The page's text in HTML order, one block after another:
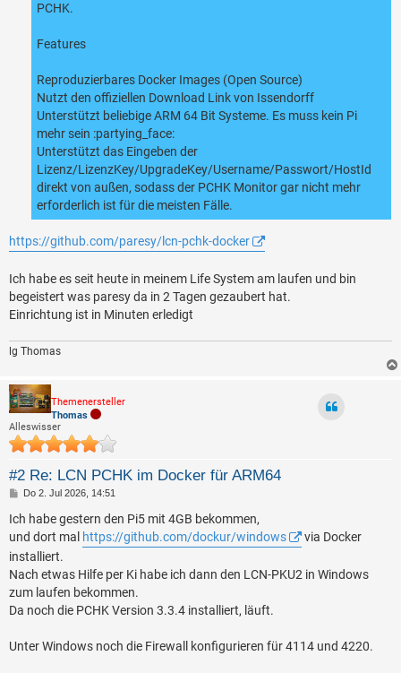
PCHK.
Features
Reproduzierbares Docker Images (Open Source)
Nutzt den offiziellen Download Link von Issendorff
Unterstützt beliebige ARM 64 Bit Systeme. Es muss kein Pi
mehr sein :partying_face:
Unterstützt das Eingeben der
Lizenz/LizenzKey/UpgradeKey/Username/Passwort/HostId
direkt von außen, sodass der PCHK Monitor gar nicht mehr
erforderlich ist für die meisten Fälle.
https://github.com/paresy/lcn-pchk-docker
Ich habe es seit heute in meinem Life System am laufen und bin
begeistert was paresy da in 2 Tagen gezaubert hat.
Einrichtung ist in Minuten erledigt
lg Thomas
Themenersteller
Thomas
Alleswisser
#2 Re: LCN PCHK im Docker für ARM64
B
i
r
g
Do 2. Jul 2026, 14:51
Ich habe gestern den Pi5 mit 4GB bekommen,
und dort mal https://github.com/dockur/windows
via Docker
installiert.
Nach etwas Hilfe per Ki habe ich dann den LCN-PKU2 in Windows
zum laufen bekommen.
Da noch die PCHK Version 3.3.4 installiert, läuft.
Unter Windows noch die Firewall konfigurieren für 4114 und 4220.